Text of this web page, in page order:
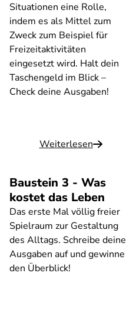
Situationen eine Rolle,
indem es als Mittel zum
Zweck zum Beispiel für
Freizeitaktivitäten
eingesetzt wird. Halt dein
Taschengeld im Blick –
Check deine Ausgaben!
Weiterlesen
Baustein 3 - Was
kostet das Leben
Das erste Mal völlig freier
Spielraum zur Gestaltung
des Alltags. Schreibe deine
Ausgaben auf und gewinne
den Überblick!